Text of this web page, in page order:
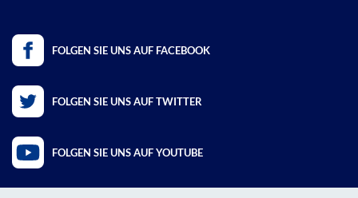
FOLGEN SIE UNS AUF FACEBOOK
FOLGEN SIE UNS AUF TWITTER
FOLGEN SIE UNS AUF YOUTUBE